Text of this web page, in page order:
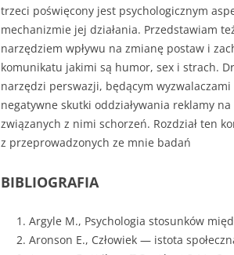
trzeci poświęcony jest psychologicznym
mechanizmie jej działania. Przedstawiam
narzędziem wpływu na zmianę postaw i
komunikatu jakimi są humor, sex i strach.
narzędzi perswazji, będącym
negatywne skutki oddziaływania reklamy
związanych z nimi schorzeń. Rozdział ten
z przeprowadzonych ze mnie badań
BIBLIOGRAFIA
Argyle M., Psychologia stosunków
Aronson E., Człowiek — istota